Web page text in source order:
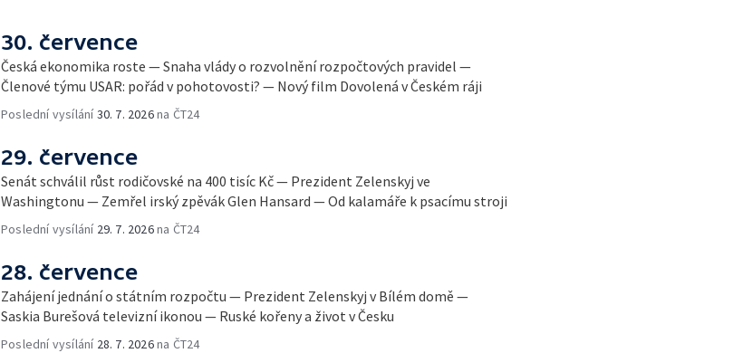
30. července
Česká ekonomika roste — Snaha vlády o rozvolnění rozpočtových pravidel —
Členové týmu USAR: pořád v pohotovosti? — Nový film Dovolená v Českém ráji
Poslední vysílání30. 7. 2026na ČT24
29. července
Senát schválil růst rodičovské na 400 tisíc Kč — Prezident Zelenskyj ve
Washingtonu — Zemřel irský zpěvák Glen Hansard — Od kalamáře k psacímu stroji
Poslední vysílání 29. 7. 2026na ČT24
28. července
Zahájení jednání o státním rozpočtu — Prezident Zelenskyj v Bílém domě —
Saskia Burešová televizní ikonou — Ruské kořeny a život v Česku
Poslední vysílání 28. 7. 2026na ČT24